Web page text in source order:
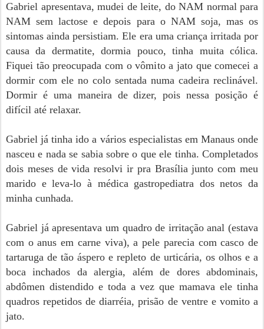
Gabriel apresentava, mudei de leite, do NAM normal para
NAM sem lactose e depois para o NAM soja, mas os
sintomas ainda persistiam. Ele era uma criança irritada por
causa da dermatite, dormia pouco, tinha muita cólica.
Fiquei tão preocupada com o vômito a jato que comecei a
dormir com ele no colo sentada numa cadeira reclinável.
Dormir é uma maneira de dizer, pois nessa posição é
difícil até relaxar.
Gabriel já tinha ido a vários especialistas em Manaus onde
nasceu e nada se sabia sobre o que ele tinha. Completados
dois meses de vida resolvi ir pra Brasília junto com meu
marido e leva-lo à médica gastropediatra dos netos da
minha cunhada.
Gabriel já apresentava um quadro de irritação anal (estava
com o anus em carne viva), a pele parecia com casco de
tartaruga de tão áspero e repleto de urticária, os olhos e a
boca inchados da alergia, além de dores abdominais,
abdômen distendido e toda a vez que mamava ele tinha
quadros repetidos de diarréia, prisão de ventre e vomito a
jato.